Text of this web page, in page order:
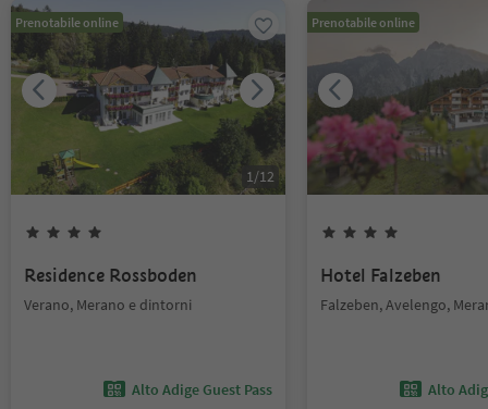
Prenotabile online
1/12
Residence Rossboden
Verano, Merano e dintorni
Alto Adige Guest Pass
Prenotabile online
Hotel Falzeben
Falzeben, Avelengo,
Alto